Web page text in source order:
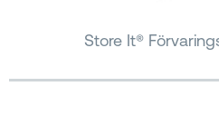
Store It®